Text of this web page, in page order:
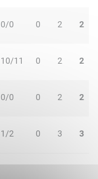
0/0 0 2 2
10/11 0 2 2
0/0 0 2 2
1/2 0 3 3